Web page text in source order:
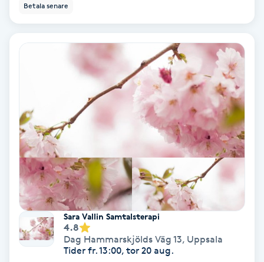
Vaxning
Veterinär
Vibrationsmassage
Vinyasa Yoga
Volymfransar
Vårtor
Betala senare
Sara Vallin Samtalsterapi
4.8
Dag Hammarskjölds Väg 13, Uppsala
Tider fr. 13:00, tor 20 aug.